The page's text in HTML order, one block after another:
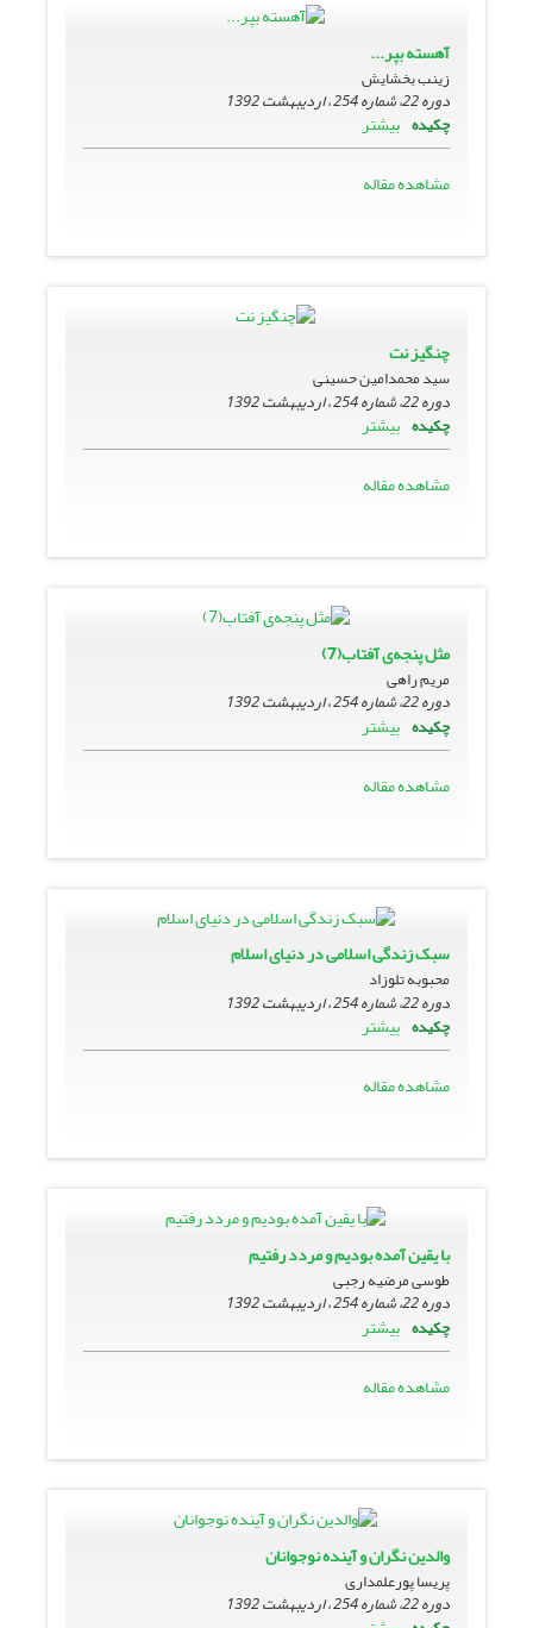
آهسته بپر...
زینب بخشایش
دوره 22، شماره 254 ، اردیبهشت 1392
چکیده بیشتر
مشاهده مقاله
چنگیز نت
سید محمدامین حسینی
دوره 22، شماره 254 ، اردیبهشت 1392
چکیده بیشتر
مشاهده مقاله
مثل پنجه‌ی آفتاب(7)
مریم راهی
دوره 22، شماره 254 ، اردیبهشت 1392
چکیده بیشتر
مشاهده مقاله
سبک زندگی اسلامی در دنیای اسلام
محبوبه تلوزاد
دوره 22، شماره 254 ، اردیبهشت 1392
چکیده بیشتر
مشاهده مقاله
با یقین آمده بودیم و مردد رفتیم
طوسی مرضیه رجبی
دوره 22، شماره 254 ، اردیبهشت 1392
چکیده بیشتر
مشاهده مقاله
والدین نگران و آینده نوجوانان
پریسا پورعلمداری
دوره 22، شماره 254 ، اردیبهشت 1392